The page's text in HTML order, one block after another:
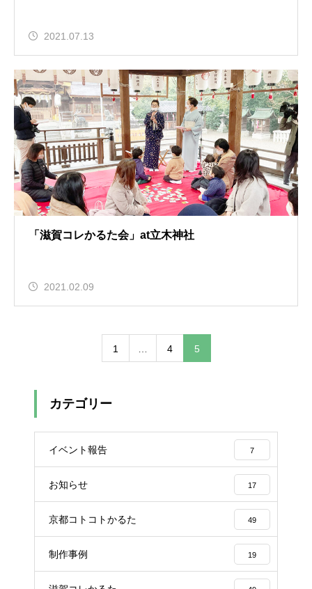
2021.07.13
「滋賀コレかるた会」at立木神社
2021.02.09
1 4 5
カテゴリー
イベント報告 7
お知らせ 17
京都コトコトかるた 49
制作事例 19